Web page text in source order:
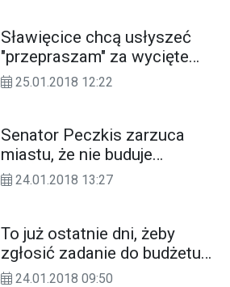
Sławięcice chcą usłyszeć
"przepraszam" za wycięte
drzewa. Radni stawiają
25.01.2018 12:22
Senator Peczkis zarzuca
miastu, że nie buduje
mieszkań plus.
24.01.2018 13:27
To już ostatnie dni, żeby
zgłosić zadanie do budżetu
obywatelskiego
24.01.2018 09:50